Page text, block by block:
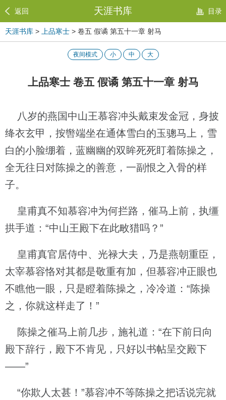
返回 天涯书库 目录
天涯书库 > 上品寒士 > 卷五 假谲 第五十一章 射马
夜间模式 小 中 大
上品寒士 卷五 假谲 第五十一章 射马
八岁的燕国中山王慕容冲头戴束发金冠，身披
绛衣玄甲，按辔端坐在通体雪白的玉骢马上，雪
白的小脸绷着，蓝幽幽的双眸死死盯着陈操之，
全无往日对陈操之的善意，一副恨之入骨的样
子。
皇甫真不知慕容冲为何拦路，催马上前，执缰
拱手道：“中山王殿下在此畋猎吗？”
皇甫真官居侍中、光禄大夫，乃是燕朝重臣，
太宰慕容恪对其都是敬重有加，但慕容冲正眼也
不瞧他一眼，只是瞪着陈操之，冷冷道：“陈操
之，你就这样走了！”
陈操之催马上前几步，施礼道：“在下前日向
殿下辞行，殿下不肯见，只好以书帖呈交殿下
——”
“你欺人太甚！”慕容冲不等陈操之把话说完就